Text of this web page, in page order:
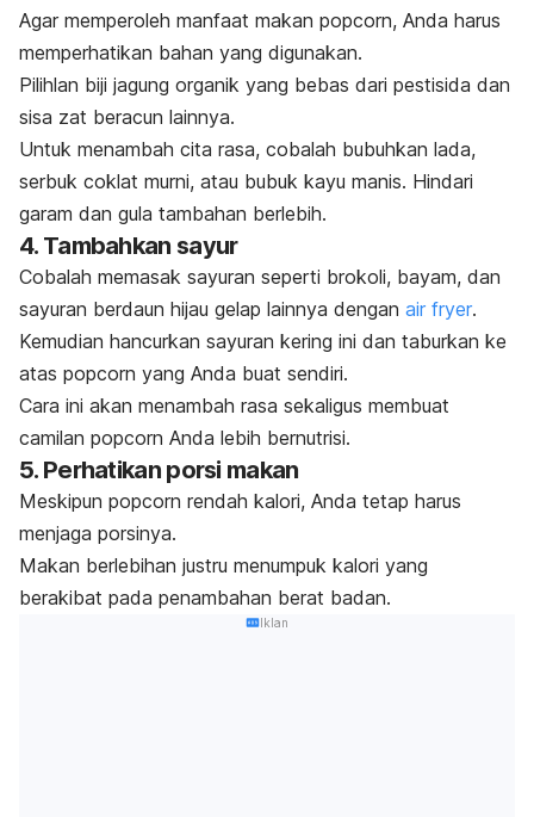
Agar memperoleh manfaat makan popcorn, Anda harus
memperhatikan bahan yang digunakan.
Pilihlan biji jagung organik yang bebas dari pestisida dan
sisa zat beracun lainnya.
Untuk menambah cita rasa, cobalah bubuhkan lada,
serbuk coklat murni, atau bubuk kayu manis. Hindari
garam dan gula tambahan berlebih.
4. Tambahkan sayur
Cobalah memasak sayuran seperti brokoli, bayam, dan
sayuran berdaun hijau gelap lainnya dengan air fryer.
Kemudian hancurkan sayuran kering ini dan taburkan ke
atas popcorn yang Anda buat sendiri.
Cara ini akan menambah rasa sekaligus membuat
camilan popcorn Anda lebih bernutrisi.
5. Perhatikan porsi makan
Meskipun popcorn rendah kalori, Anda tetap harus
menjaga porsinya.
Makan berlebihan justru menumpuk kalori yang
berakibat pada penambahan berat badan.
Iklan